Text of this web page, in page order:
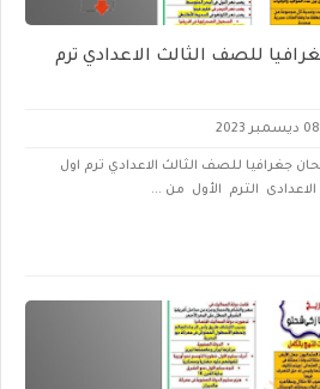
للصف الثالث الاعدادي ترم
2023
للصف الثالث الاعدادي ترم اول
الترم الأول من ...